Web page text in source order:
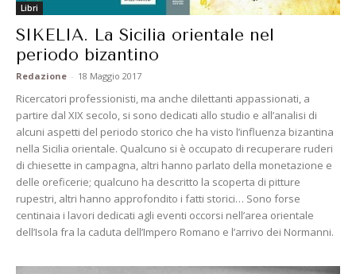
Libri
SIKELIA. La Sicilia orientale nel
periodo bizantino
Redazione - 18 Maggio 2017
Ricercatori professionisti, ma anche dilettanti appassionati, a
partire dal XIX secolo, si sono dedicati allo studio e all’analisi di
alcuni aspetti del periodo storico che ha visto l’influenza bizantina
nella Sicilia orientale. Qualcuno si è occupato di recuperare ruderi
di chiesette in campagna, altri hanno parlato della monetazione e
delle oreficerie; qualcuno ha descritto la scoperta di pitture
rupestri, altri hanno approfondito i fatti storici… Sono forse
centinaia i lavori dedicati agli eventi occorsi nell’area orientale
dell’Isola fra la caduta dell’Impero Romano e l’arrivo dei Normanni.